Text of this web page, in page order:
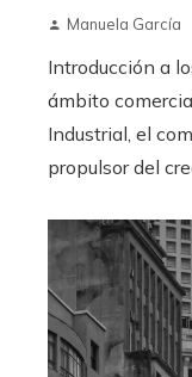
Manuela García
Introducción a
ámbito
Industrial, el
propulsor del